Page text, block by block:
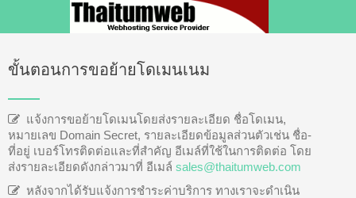
ขั้นตอนการขอย้ายโดเมนเนม
แจ้งการขอย้ายโดเมนโดยส่งรายละเอียด ชื่อโดเมน,
หมายเลข Domain Secret, รายละเอียดข้อมูลส่วนตัวเช่น ชื่อ-
ที่อยู่ เบอร์โทรติดต่อและที่สำคัญ อีเมล์ที่ใช้ในการติดต่อ โดย
ส่งรายละเอียดดังกล่าวมาที่ อีเมล์ sales@thaitumweb.com
หลังจากได้รับแจ้งการชำระค่าบริการ ทางเราจะดำเนิน